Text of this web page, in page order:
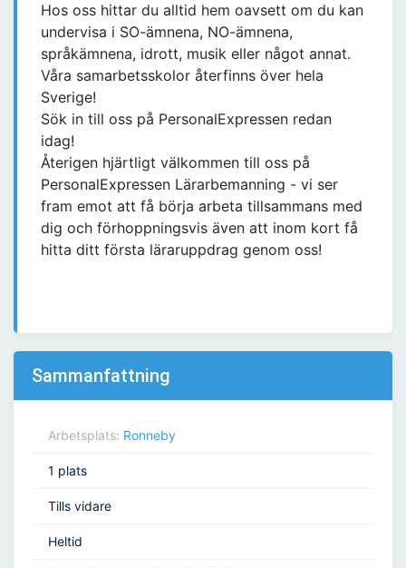
Hos oss hittar du alltid hem oavsett om du kan
undervisa i SO-ämnena, NO-ämnena,
språkämnena, idrott, musik eller något annat.
Våra samarbetsskolor återfinns över hela
Sverige!
Sök in till oss på PersonalExpressen redan
idag!
Återigen hjärtligt välkommen till oss på
PersonalExpressen Lärarbemanning - vi ser
fram emot att få börja arbeta tillsammans med
dig och förhoppningsvis även att inom kort få
hitta ditt första läraruppdrag genom oss!
Sammanfattning
Arbetsplats: Ronneby
1 plats
Tills vidare
Heltid